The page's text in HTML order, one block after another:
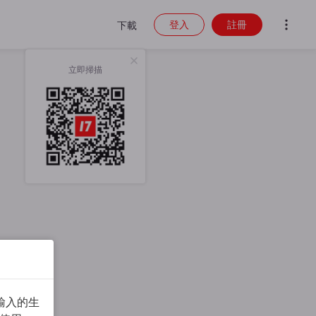
下載
立即掃描
登入 註冊
入的生